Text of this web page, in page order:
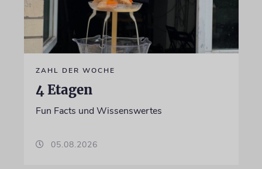
ZAHL DER WOCHE
4 Etagen
Fun Facts und Wissenswertes
05.08.2026